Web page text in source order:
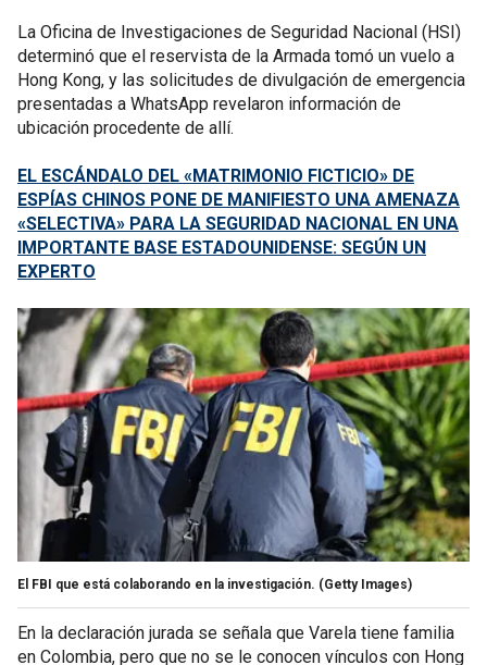
La Oficina de Investigaciones de Seguridad Nacional (HSI)
determinó que el reservista de la Armada tomó un vuelo a
Hong Kong, y las solicitudes de divulgación de emergencia
presentadas a WhatsApp revelaron información de
ubicación procedente de allí.
EL ESCÁNDALO DEL «MATRIMONIO FICTICIO» DE
ESPÍAS CHINOS PONE DE MANIFIESTO UNA AMENAZA
«SELECTIVA» PARA LA SEGURIDAD NACIONAL EN UNA
IMPORTANTE BASE ESTADOUNIDENSE: SEGÚN UN
EXPERTO
El FBI que está colaborando en la investigación. (Getty Images)
En la declaración jurada se señala que Varela tiene familia
en Colombia, pero que no se le conocen vínculos con Hong